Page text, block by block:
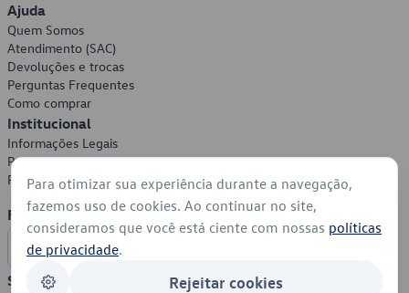
Ajuda
Quem Somos
Atendimento (SAC)
Devoluções e trocas
Perguntas Frequentes
Como comprar
Institucional
Informações Legais
Política de Privacidade
Política de Cookies
Formas de Pagamento
Segurança
Para otimizar sua experiência durante a navegação,
fazemos uso de cookies. Ao continuar no site,
consideramos que você está ciente com nossas políticas
de privacidade.
Rejeitar cookies